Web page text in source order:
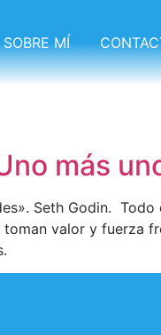
SOBRE MÍ
más
Seth Godin.
valor y fuerza